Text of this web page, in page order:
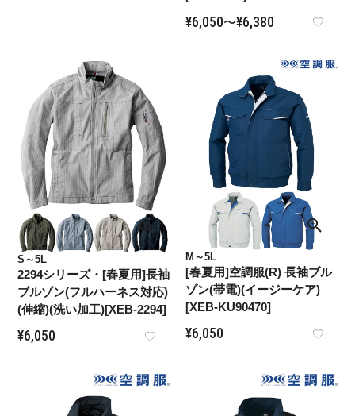
¥6,050〜¥6,380
S～5L
2294シリーズ・[春夏用]長袖
ブルゾン(フルハーネス対応)
(伸縮)(洗い加工)[XEB-2294]
¥6,050
M～5L
[春夏用]空調服(R) 長袖ブル
ゾン(帯電)(イージーケア)
[XEB-KU90470]
¥6,050